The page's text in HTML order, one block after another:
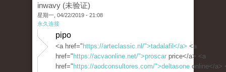
inwavy (未验证)
星期一, 04/22/2019 - 21:08
永久连接
pipo
<a href=" https://arteclassic.nl/">tadalafil</a> <a
href=" https://acvaonline.net/">proscar price</a> <a
href=" https://aodconsultores.com/">deltasone online</a>